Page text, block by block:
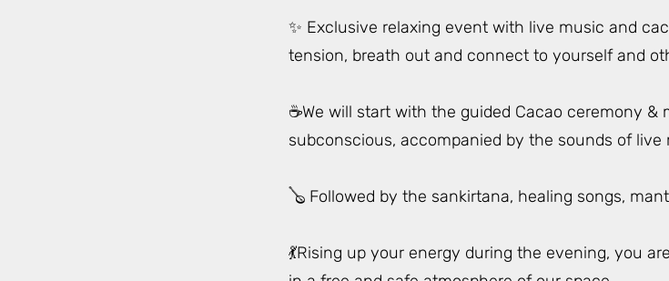
✨ Exclusive relaxing event with live music and
tension, breath out and connect to yourself and
☕️We will start with the guided Cacao ceremony
subconscious, accompanied by the sounds of live
🪕 Followed by the sankirtana, healing songs,
💃Rising up your energy during the evening, you